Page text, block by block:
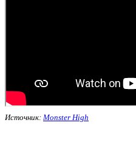
Источник: Monster High